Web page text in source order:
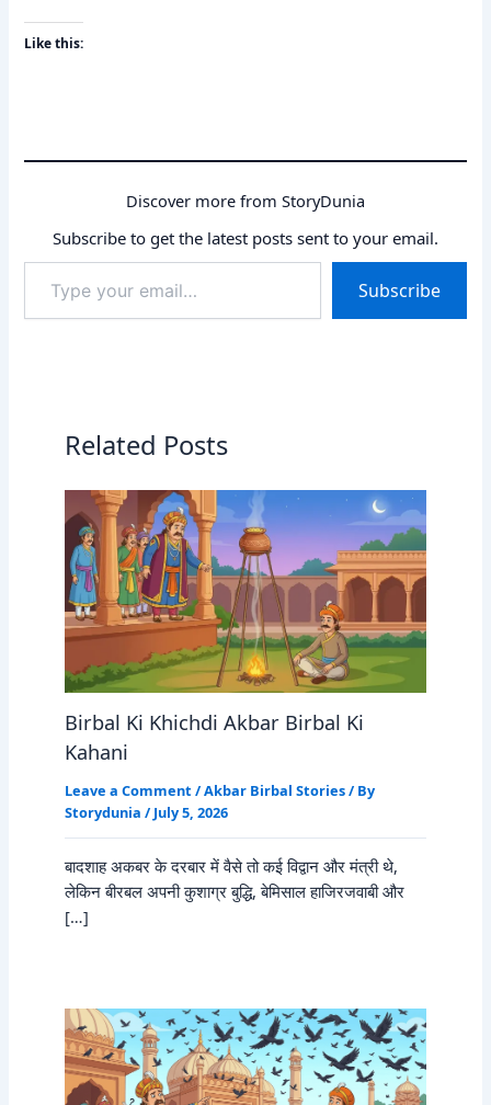
Like this:
Discover more from StoryDunia
Subscribe to get the latest posts sent to your email.
your
email…
Subscribe
Related Posts
Birbal Ki Khichdi Akbar Birbal Ki
Kahani
Leave a Comment /Akbar Birbal Stories/ By
Storydunia / July 5, 2026
बादशाह अकबर के दरबार में वैसे तो कई विद्वान और मंत्री थे,
लेकिन बीरबल अपनी कुशाग्र बुद्धि, बेमिसाल हाजिरजवाबी और
[…]